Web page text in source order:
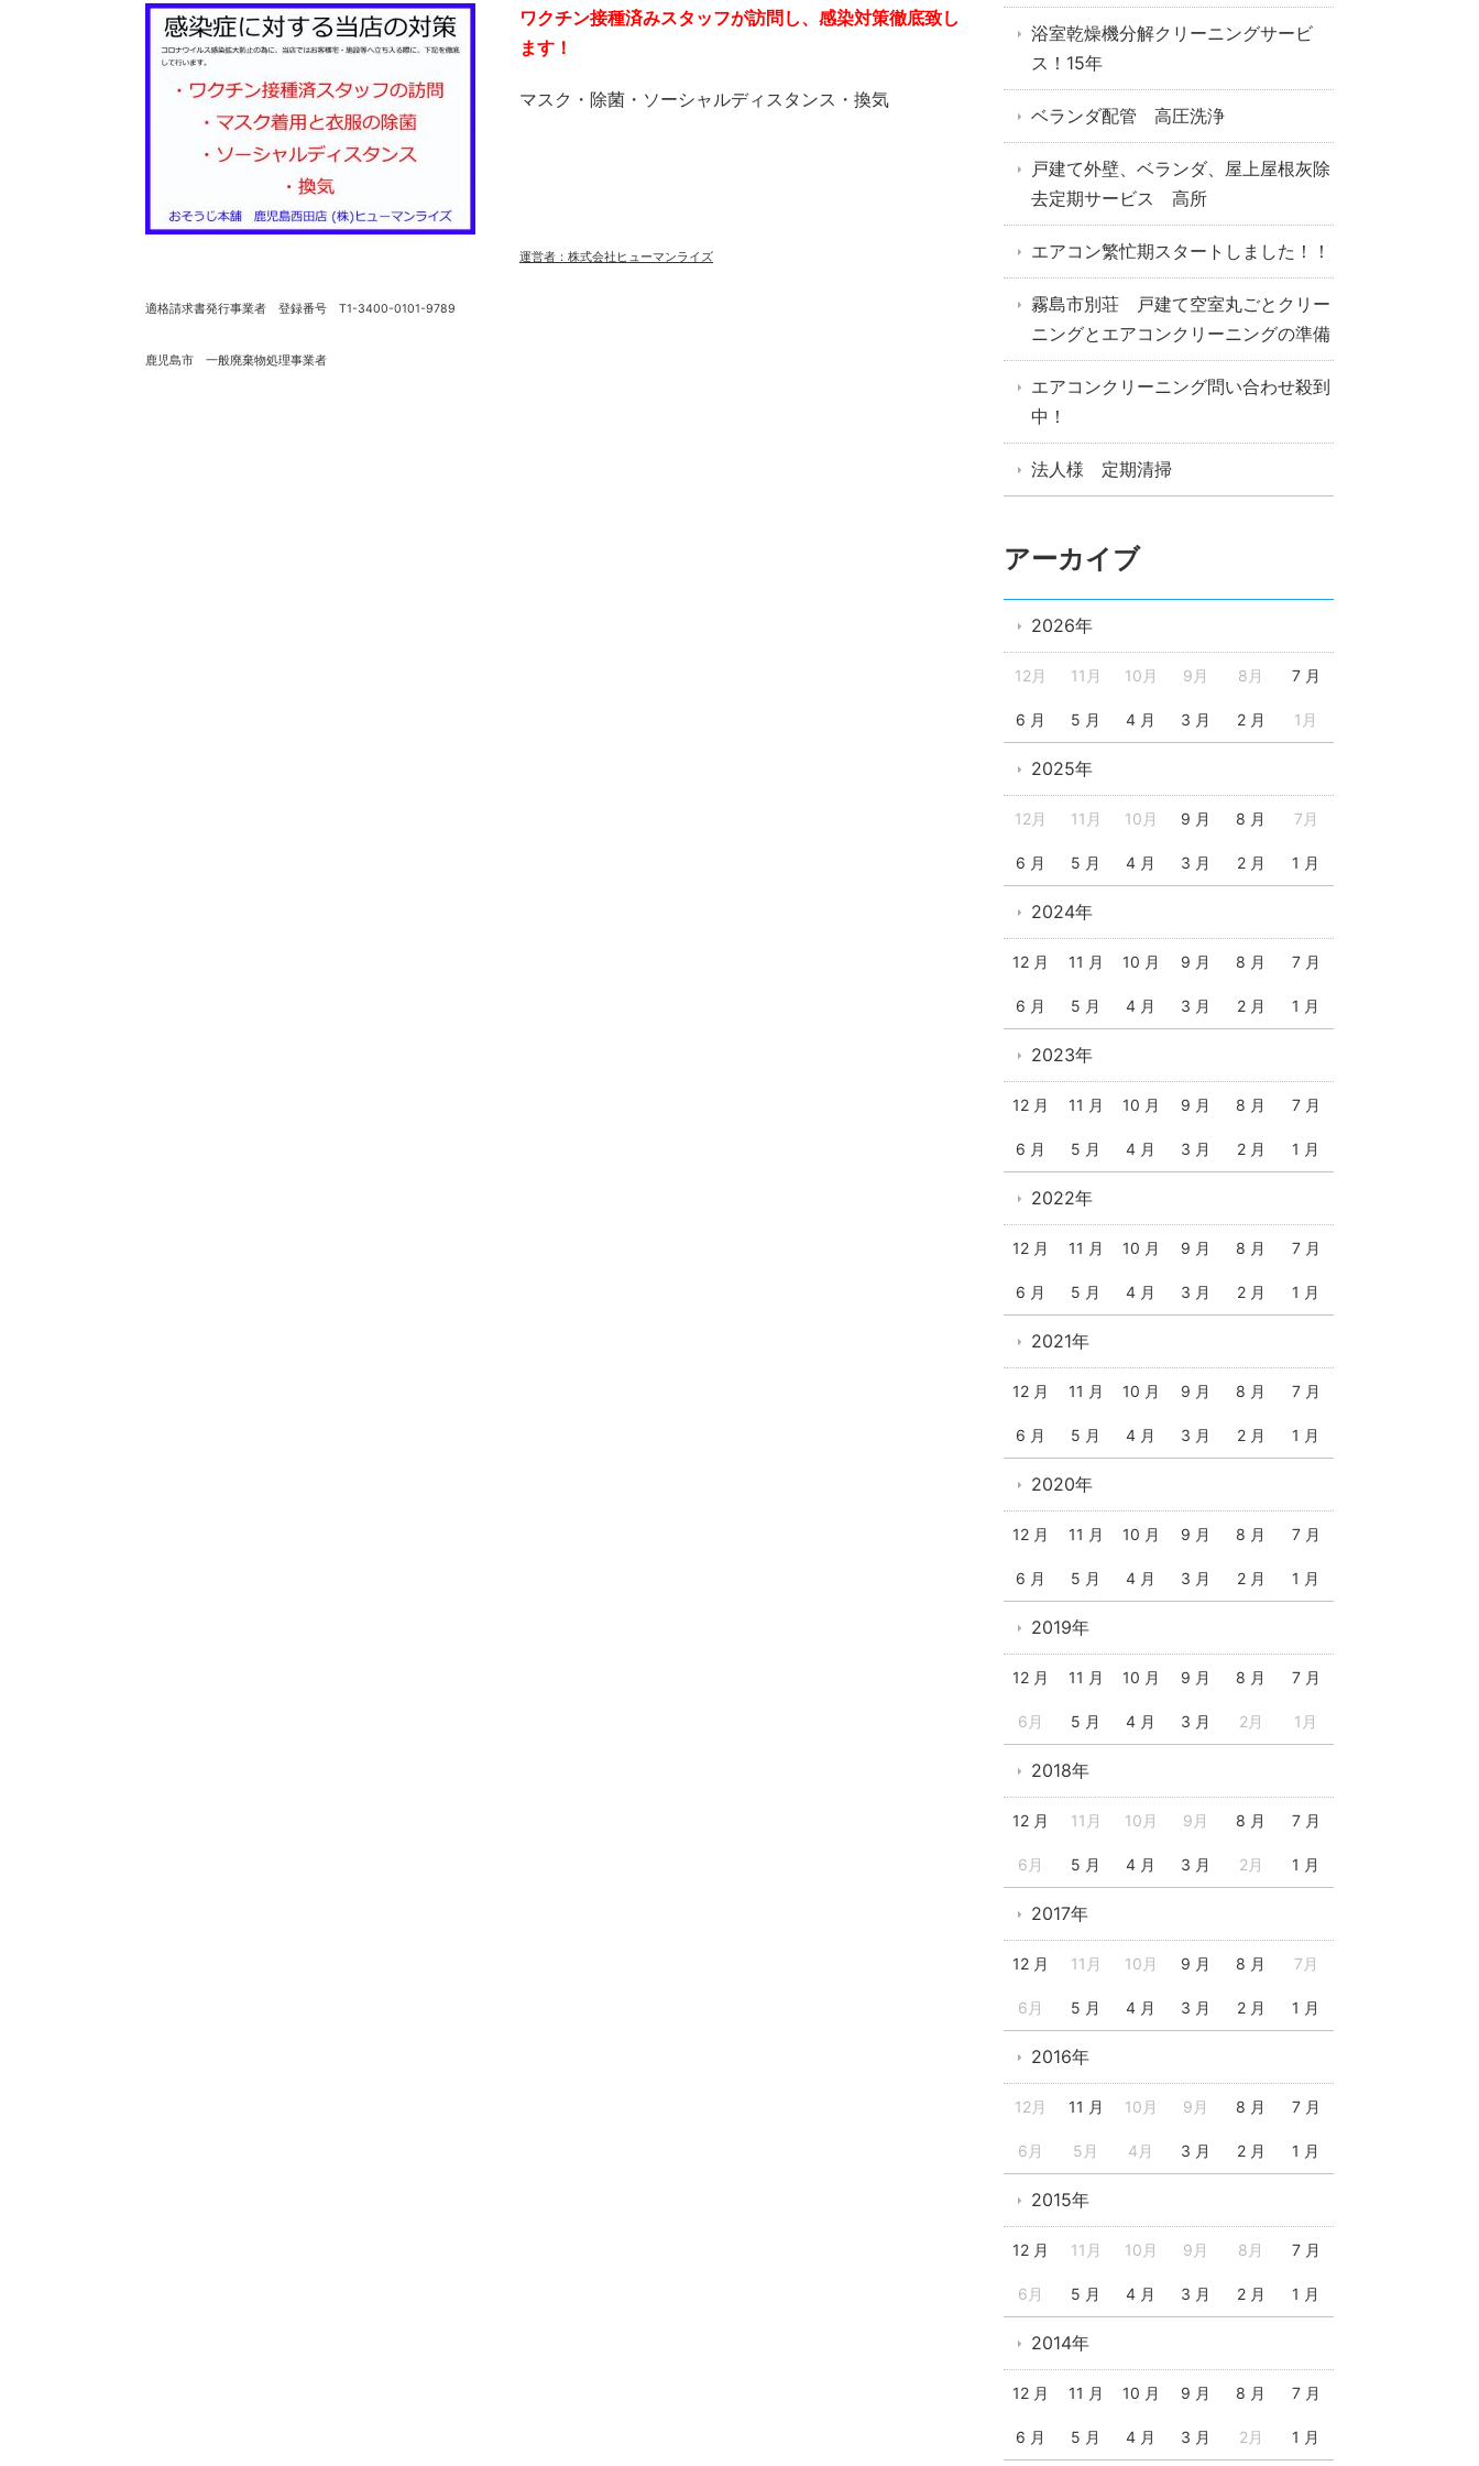
ワクチン接種済みスタッフが訪問し、感染対策徹底致し
ます！
マスク・除菌・ソーシャルディスタンス・換気
運営者：株式会社ヒューマンライズ
適格請求書発行事業者 登録番号 T1-3400-0101-9789
鹿児島市 一般廃棄物処理事業者
浴室乾燥機分解クリーニングサービ
ス！15年
ベランダ配管 高圧洗浄
戸建て外壁、ベランダ、屋上屋根灰除
去定期サービス 高所
エアコン繁忙期スタートしました！！
霧島市別荘 戸建て空室丸ごとクリー
ニングとエアコンクリーニングの準備
エアコンクリーニング問い合わせ殺到
中！
法人様 定期清掃
アーカイブ
2026年
12月 11月 10月 9月 8月 7 月
6 月 5 月 4 月 3 月 2 月 1月
2025年
12月 11月 10月 9 月 8 月 7月
6 月 5 月 4 月 3 月 2 月 1 月
2024年
12 月 11 月 10 月 9 月 8 月 7 月
6 月 5 月 4 月 3 月 2 月 1 月
2023年
12 月 11 月 10 月 9 月 8 月 7 月
6 月 5 月 4 月 3 月 2 月 1 月
2022年
12 月 11 月 10 月 9 月 8 月 7 月
6 月 5 月 4 月 3 月 2 月 1 月
2021年
12 月 11 月 10 月 9 月 8 月 7 月
6 月 5 月 4 月 3 月 2 月 1 月
2020年
12 月 11 月 10 月 9 月 8 月 7 月
6 月 5 月 4 月 3 月 2 月 1 月
2019年
12 月 11 月 10 月 9 月 8 月 7 月
6月 5 月 4 月 3 月 2月 1月
2018年
12 月 11月 10月 9月 8 月 7 月
6月 5 月 4 月 3 月 2月 1 月
2017年
12 月 11月 10月 9 月 8 月 7月
6月 5 月 4 月 3 月 2 月 1 月
2016年
12月 11 月 10月 9月 8 月 7 月
6月 5月 4月 3 月 2 月 1 月
2015年
12 月 11月 10月 9月 8月 7 月
6月 5 月 4 月 3 月 2 月 1 月
2014年
12 月 11 月 10 月 9 月 8 月 7 月
6 月 5 月 4 月 3 月 2月 1 月